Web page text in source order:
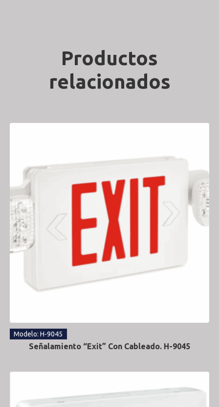
Productos
relacionados
Modelo: H-9045
Señalamiento “Exit” Con Cableado. H-9045